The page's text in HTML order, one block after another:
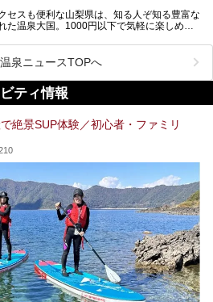
セスも便利な山梨県は、知る人ぞ知る豊富な
た温泉大国。1000円以下で気軽に楽しめ
季節に嬉しい、じんわりと体の芯まで温ま
富なのも魅力。今回は、湯質も抜群で心ゆく
できる山梨のお得な日帰り温泉を、実際体験
紹介します。
～39℃程度の体温に近いぬるめ温泉のこ
泉ニュースTOPへ
ティ情報
絶景SUP体験／初心者・ファミリ